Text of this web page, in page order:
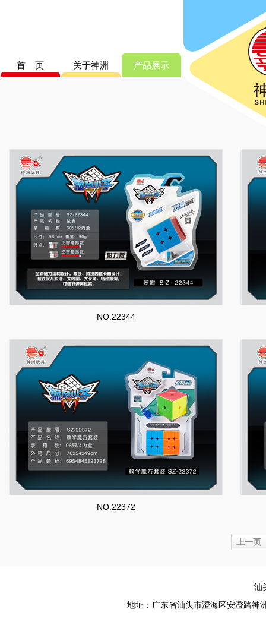
首 页 关于神洲 产品展示
NO.22344
NO.22372
上一页
汕
地址：广东省汕头市澄海区安澄路